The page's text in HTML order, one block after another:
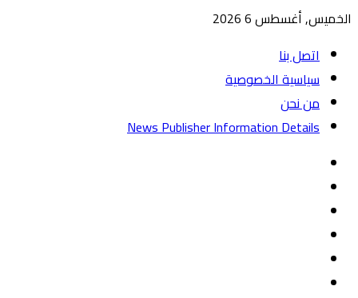
الخميس, أغسطس 6 2026
اتصل بنا
سياسية الخصوصية
من نحن
News Publisher Information Details